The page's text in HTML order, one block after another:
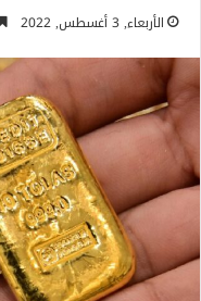
الأربعاء, 3 أغسطس, 2022